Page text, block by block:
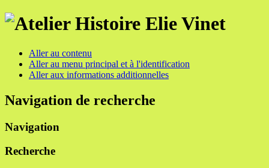
Aller au contenu
Aller au menu principal et à l'identification
Aller aux informations additionnelles
Navigation de recherche
Navigation
Recherche